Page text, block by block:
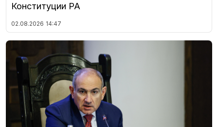
Конституции РА
02.08.2026 14:47